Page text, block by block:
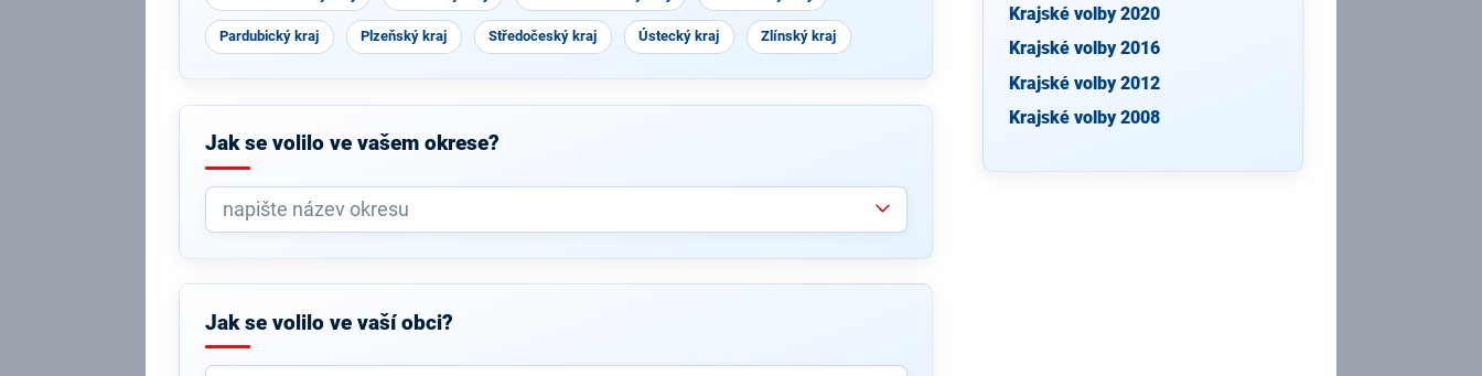
Pardubický kraj Plzeňský kraj Středočeský kraj Ústecký kraj Zlínský kraj
Jak se volilo ve vašem okrese?
Jak se volilo ve vaší obci?
Krajské volby 2020
Krajské volby 2016
Krajské volby 2012
Krajské volby 2008